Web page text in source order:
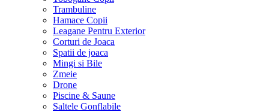
Trambuline
Hamace Copii
Leagane Pentru Exterior
Corturi de Joaca
Spatii de joaca
Mingi si Bile
Zmeie
Drone
Piscine & Saune
Saltele Gonflabile